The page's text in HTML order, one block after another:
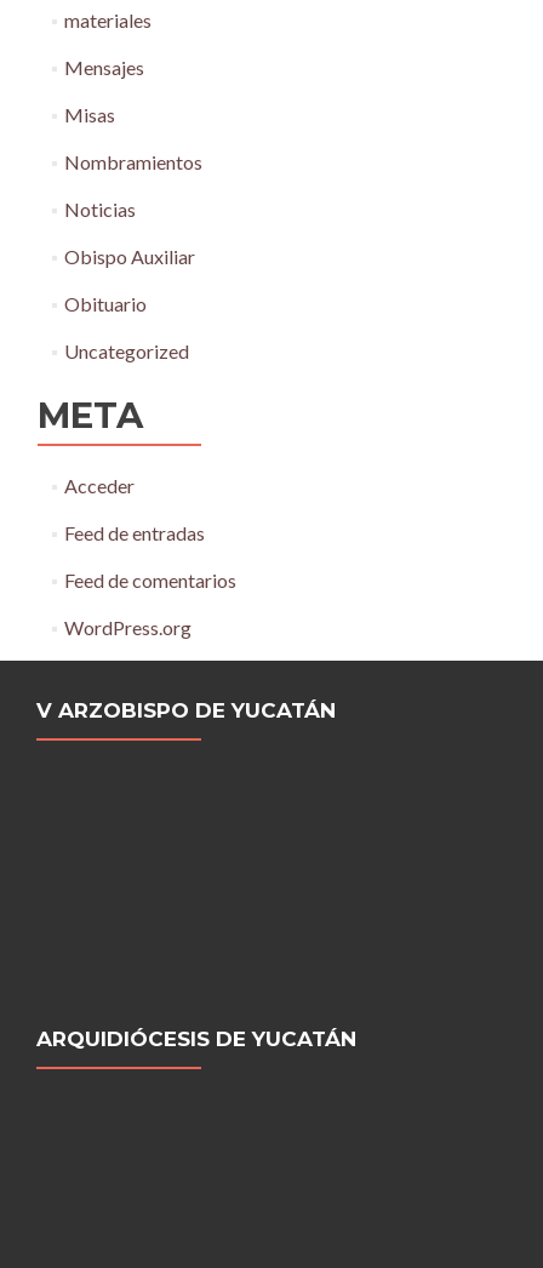
materiales
Mensajes
Misas
Nombramientos
Noticias
Obispo Auxiliar
Obituario
Uncategorized
META
Acceder
Feed de entradas
Feed de comentarios
WordPress.org
V ARZOBISPO DE YUCATÁN
ARQUIDIÓCESIS DE YUCATÁN